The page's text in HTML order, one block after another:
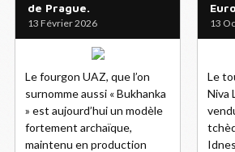
de Prague.
13 Février 2026
Le fourgon UAZ, que l’on
surnomme aussi « Bukhanka
» est aujourd’hui un modèle
fortement archaïque,
maintenu en production
13
Le
Niva